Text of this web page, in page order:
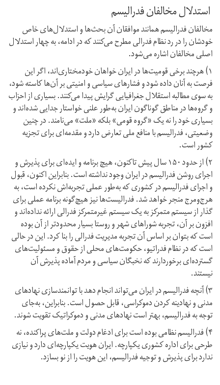
استدلال مخالفان فدرالیسم
مخالفان فدرالیسم همانند موافقان آن بحث‌ها و استدلال‌های خاص
خودشان را در رد نظام فدرالی مطرح می‌کنند که در ادامه، به چهار استدلال
اصلی مخالفان اشاره می‌شود.
۱) هرچند برخی قومیت‌ها در ایران خواهان خودمختاری‌اند، اگر این
فرصت به آنان داده شود و فشارهای سیاسی و امنیتی بر آن‌ها کاسته شود،
به سوی مطالبه استقلال جغرافیایی گرایش پیدا می‌کنند. بسیاری از احزاب
و گروه‌ها در مناطق گوناگون ایران به‌طور علنی خواستار جدایی شده‌اند و
بسیاری خود را نه یک «گروه قومی» بلکه «ملت» می‌نامند. در چنین
وضعیتی، فدرالیسم با منافع ملی تعارض دارد و مقدمه‌ای برای تجزیه
کشور است.
۲) از حدود ۱۵۰ سال پیش تاکنون، هیچ برنامه و ایده‌ای برای پذیرش و
اجرای روشن فدرالیسم در ایران وجود نداشته است. بنابراین اکنون، قبول
و اجرای فدرالیسم در کشوری که به‌طور عملی تجربه‌اش نکرده است، به
هرج‌و‌مرج منجر خواهد شد. فدرالیست‌ها نیز هیچ‌گونه برنامه عملی برای
گذار از سیستم متمرکز به یک سیستم غیر‌متمرکز فدرالی ارائه نداده‌اند و
افزون بر آن، تجربه شوراهای شهر و روستا بسیار محدودتر از آن بوده
است که بتوان بر اساس آن تجربه مدیریت فدرالی را بنا کرد. این در حالی
است که در نظام فدراتیو، حکومت‌های محلی از حقوق و مسئولیت‌های
گسترده‌ای برخوردارند که نخبگان سیاسی و مردم آماده پذیرش آن
نیستند.
۳) آنچه فدرالیسم در ایران می‌تواند انجام دهد با توانمندسازی نهادهای
مدنی و نهادینه کردن دموکراسی، قابل حصول است. بنابراین، به‌جای
توجه به فدرالیسم، بهتر است نهادهای مدنی و دموکراتیک تقویت شوند.
۴) فدرالیسم نظامی بوده است برای ادغام دولت و ملت‌های پراکنده، نه
طرحی برای اداره کشوری یکپارچه. ایران هویت یکپارچه‌ای دارد و نیازی
ندارد برای پذیرش و توجیه فدرالیسم، این هویت را از نو بسازد.